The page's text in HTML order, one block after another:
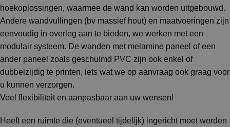
hoekoplossingen, waarmee de wand kan worden uitgebouwd.
Andere wandvullingen (bv massief hout) en maatvoeringen zijn
eenvoudig in overleg aan te bieden, we werken met een
modulair systeem. De wanden met melamine paneel of een
ander paneel zoals geschuimd PVC zijn ook enkel of
dubbelzijdig te printen, iets wat we op aanvraag ook graag voor
u kunnen verzorgen.
Veel flexibiliteit en aanpasbaar aan uw wensen!
Heeft een ruimte die (eventueel tijdelijk) ingericht moet worden